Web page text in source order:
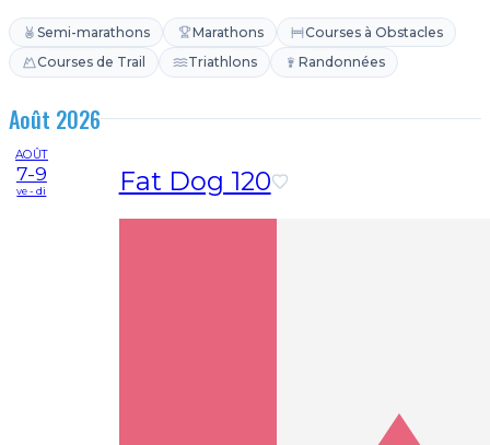
Semi-marathons Marathons
Courses à Obstacles
Courses de Trail
Triathlons Randonnées
Août 2026
AOÛT
7-9
ve - di Fat Dog 120